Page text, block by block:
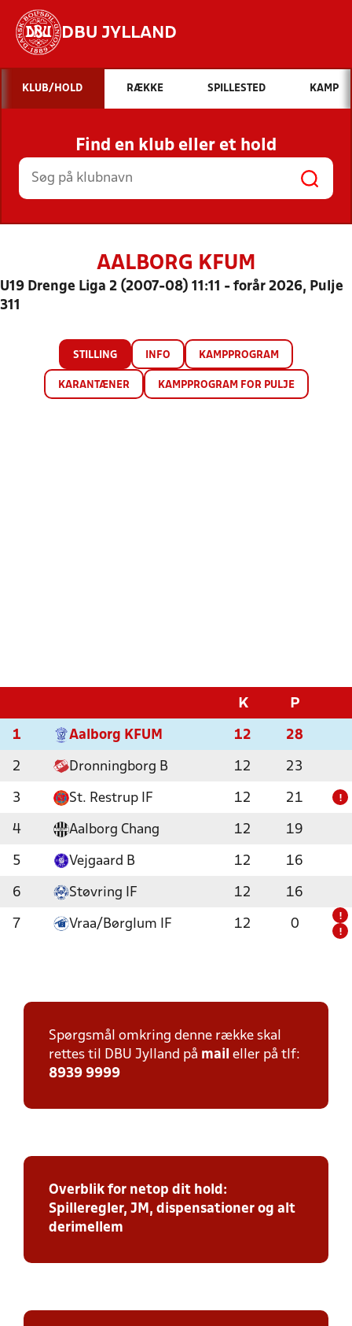
DBU JYLLAND
Hvad vil du søge efter?
INDHOLD OG NYHEDER
STILLINGER, RESULTATER, KLUBBER OG
HOLD
KLUB/HOLD RÆKKE SPILLESTED KAMP
Find en klub eller et hold
AALBORG KFUM
U19 Drenge Liga 2 (2007-08) 11:11 - forår 2026, Pulje
311
STILLING INFO KAMPPROGRAM
KARANTÆNER KAMPPROGRAM FOR PULJE
K P
1 Aalborg KFUM 12 28
2 Dronningborg B 12 23
3 St. Restrup IF 12 21 !
4 Aalborg Chang 12 19
5 Vejgaard B 12 16
6 Støvring IF 12 16
7 Vraa/Børglum IF 12 0
!
!
Spørgsmål omkring denne række skal
rettes til DBU Jylland på mail eller på tlf:
8939 9999
Overblik for netop dit hold:
Spilleregler, JM, dispensationer og alt
derimellem